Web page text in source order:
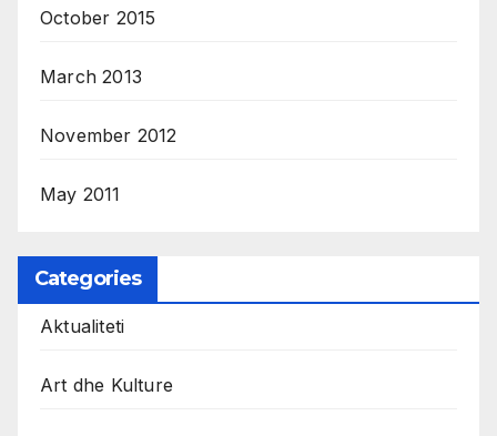
October 2015
March 2013
November 2012
May 2011
Categories
Aktualiteti
Art dhe Kulture